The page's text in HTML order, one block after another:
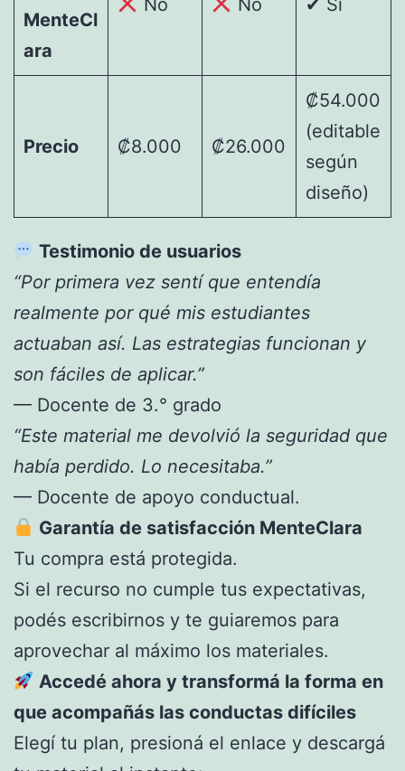
MenteCl
ara
No No ✔ Sí
Precio ₡8.000 ₡26.000
₡54.000
(editable
según
diseño)
Testimonio de usuarios
“Por primera vez sentí que entendía
realmente por qué mis estudiantes
actuaban así. Las estrategias funcionan y
son fáciles de aplicar.”
— Docente de 3.° grado
“Este material me devolvió la seguridad que
había perdido. Lo necesitaba.”
— Docente de apoyo conductual.
Garantía de satisfacción MenteClara
Tu compra está protegida.
Si el recurso no cumple tus expectativas,
podés escribirnos y te guiaremos para
aprovechar al máximo los materiales.
Accedé ahora y transformá la forma en
que acompañás las conductas difíciles
Elegí tu plan, presioná el enlace y descargá